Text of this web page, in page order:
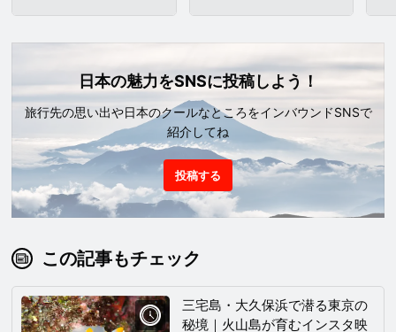
日本の魅力をSNSに投稿しよう！
旅行先の思い出や日本のクールなところをインバウンドSNSで
紹介してね
投稿する
この記事もチェック
三宅島・大久保浜で潜る東京の
秘境｜火山島が育むインスタ映